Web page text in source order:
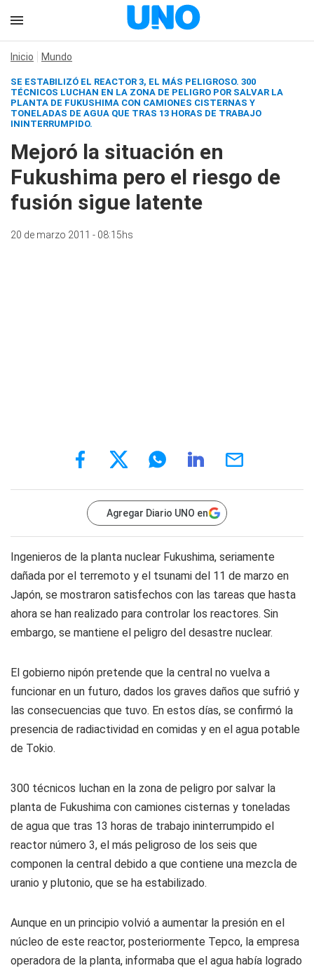
Inicio Mundo
SE ESTABILIZÓ EL REACTOR 3, EL MÁS PELIGROSO. 300
TÉCNICOS LUCHAN EN LA ZONA DE PELIGRO POR SALVAR LA
PLANTA DE FUKUSHIMA CON CAMIONES CISTERNAS Y
TONELADAS DE AGUA QUE TRAS 13 HORAS DE TRABAJO
ININTERRUMPIDO.
Mejoró la situación en
Fukushima pero el riesgo de
fusión sigue latente
20 de marzo 2011 - 08:15hs
Agregar Diario UNO en
Ingenieros de la planta nuclear Fukushima, seriamente
dañada por el terremoto y el tsunami del 11 de marzo en
Japón, se mostraron satisfechos con las tareas que hasta
ahora se han realizado para controlar los reactores. Sin
embargo, se mantiene el peligro del desastre nuclear.
El gobierno nipón pretende que la central no vuelva a
funcionar en un futuro, dados los graves daños que sufrió y
las consecuencias que tuvo. En estos días, se confirmó la
presencia de radiactividad en comidas y en el agua potable
de Tokio.
300 técnicos luchan en la zona de peligro por salvar la
planta de Fukushima con camiones cisternas y toneladas
de agua que tras 13 horas de trabajo ininterrumpido el
reactor número 3, el más peligroso de los seis que
componen la central debido a que contiene una mezcla de
uranio y plutonio, que se ha estabilizado.
Aunque en un principio volvió a aumentar la presión en el
núcleo de este reactor, posteriormente Tepco, la empresa
operadora de la planta, informaba que el agua había logrado